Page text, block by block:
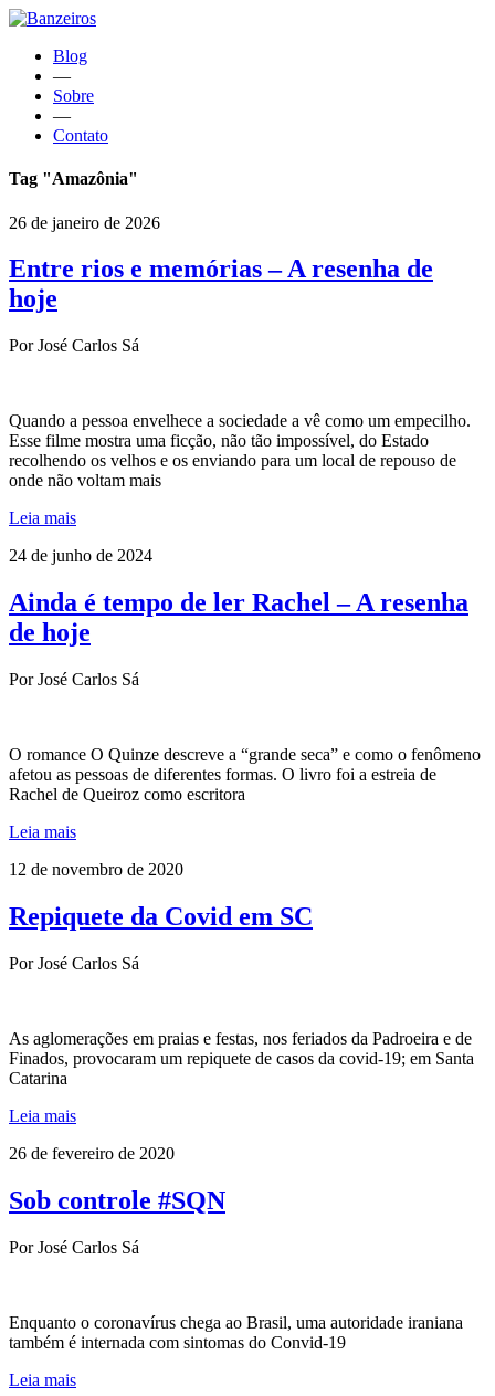
Blog
—
Sobre
—
Contato
Tag "Amazônia"
26 de janeiro de 2026
Entre rios e memórias – A resenha de
hoje
Por José Carlos Sá
Quando a pessoa envelhece a sociedade a vê como um empecilho.
Esse filme mostra uma ficção, não tão impossível, do Estado
recolhendo os velhos e os enviando para um local de repouso de
onde não voltam mais
Leia mais
24 de junho de 2024
Ainda é tempo de ler Rachel – A resenha
de hoje
Por José Carlos Sá
O romance O Quinze descreve a “grande seca” e como o fenômeno
afetou as pessoas de diferentes formas. O livro foi a estreia de
Rachel de Queiroz como escritora
Leia mais
12 de novembro de 2020
Repiquete da Covid em SC
Por José Carlos Sá
As aglomerações em praias e festas, nos feriados da Padroeira e de
Finados, provocaram um repiquete de casos da covid-19; em Santa
Catarina
Leia mais
26 de fevereiro de 2020
Sob controle #SQN
Por José Carlos Sá
Enquanto o coronavírus chega ao Brasil, uma autoridade iraniana
também é internada com sintomas do Convid-19
Leia mais